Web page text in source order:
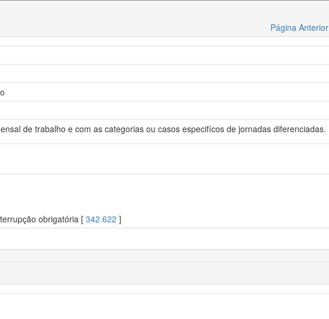
Página Anterior
de trabalho e com as categorias ou casos especifícos de jornadas diferenciadas.
obrigatória [ 342.622 ]